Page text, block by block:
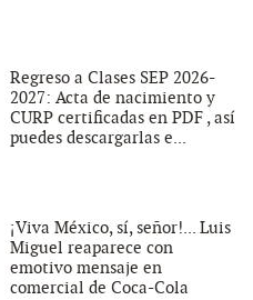
Regreso a Clases SEP 2026-
2027: Acta de nacimiento y
CURP certificadas en PDF , así
puedes descargarlas e...
¡Viva México, sí, señor!... Luis
Miguel reaparece con
emotivo mensaje en
comercial de Coca-Cola